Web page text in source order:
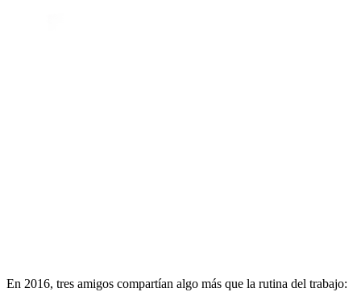
En 2016, tres amigos compartían algo más que la rutina del trabajo: